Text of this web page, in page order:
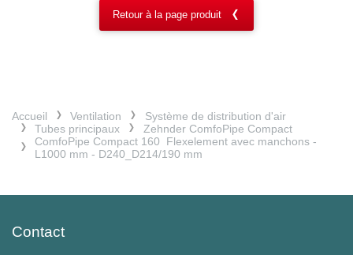
Retour à la page produit
Accueil Ventilation
Système de distribution d'air
Tubes principaux
Zehnder ComfoPipe Compact
ComfoPipe Compact 160 Flexelement avec manchons -
L1000 mm - D240_D214/190 mm
Contact